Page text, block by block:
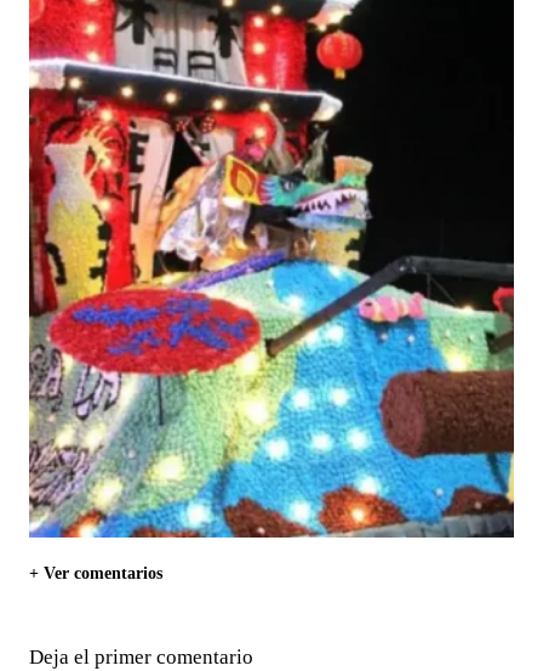
+ Ver comentarios
Deja el primer comentario